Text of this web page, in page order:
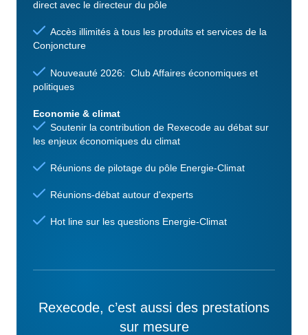
direct avec le directeur du pôle
Accès illimités à tous les produits et services de la
Conjoncture
Nouveauté 2026: Club Affaires économiques et
politiques
Economie & climat
Soutenir la contribution de Rexecode au débat sur
les enjeux économiques du climat
Réunions de pilotage du pôle Energie-Climat
Réunions-débat autour d'experts
Hot line sur les questions Energie-Climat
Rexecode, c’est aussi des prestations
sur mesure